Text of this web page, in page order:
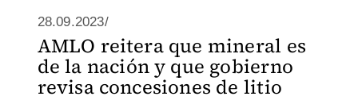
28.09.2023/
AMLO reitera que mineral es
de la nación y que gobierno
revisa concesiones de litio